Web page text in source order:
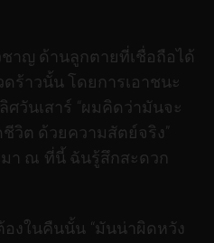
าญ ด้านลูกตายที่เชื่อถือได้
ร้าวนั้น โดยการเอาชนะ
ศวันเสาร์ “ผมคิดว่ามันจะ
วิต ด้วยความสัตย์จริง”
า ณ ที่นี้ ฉันรู้สึกสะดวก
งในคืนนั้น “มันน่าผิดหวัง